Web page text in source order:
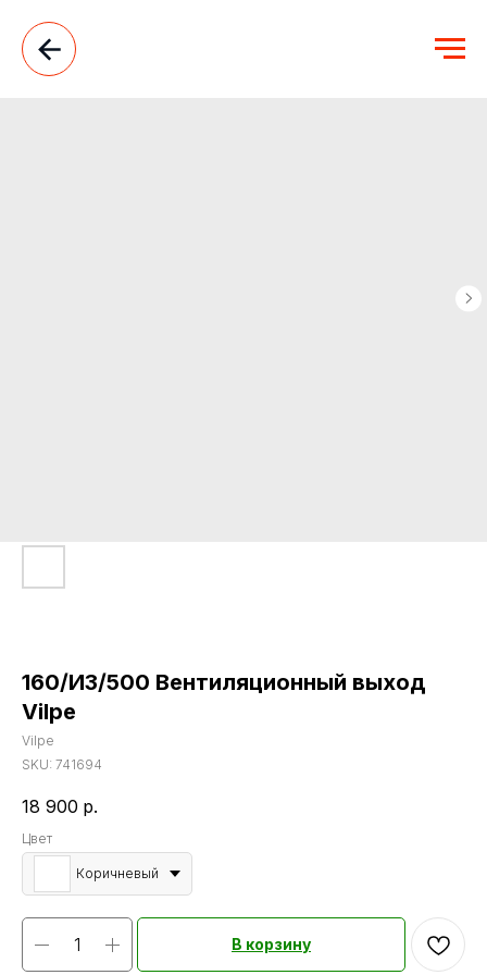
160/ИЗ/500 Вентиляционный выход
Vilpe
Vilpe
SKU: 741694
18 900 р.
Цвет
Коричневый
В корзину